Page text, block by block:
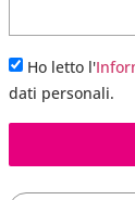
Ho letto l'
dati personali.